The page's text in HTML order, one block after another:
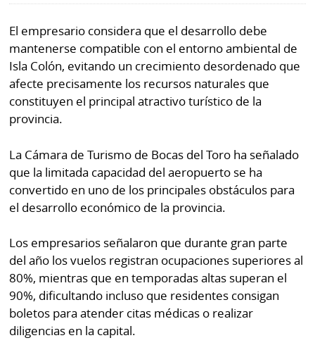
El empresario considera que el desarrollo debe
mantenerse compatible con el entorno ambiental de
Isla Colón, evitando un crecimiento desordenado que
afecte precisamente los recursos naturales que
constituyen el principal atractivo turístico de la
provincia.
La Cámara de Turismo de Bocas del Toro ha señalado
que la limitada capacidad del aeropuerto se ha
convertido en uno de los principales obstáculos para
el desarrollo económico de la provincia.
Los empresarios señalaron que durante gran parte
del año los vuelos registran ocupaciones superiores al
80%, mientras que en temporadas altas superan el
90%, dificultando incluso que residentes consigan
boletos para atender citas médicas o realizar
diligencias en la capital.